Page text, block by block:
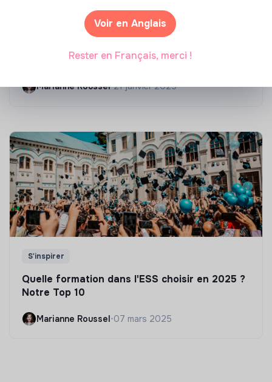
Compétences & formations
énergétique des bâtiments
Marianne Roussel•21 janvier 2025
S'inspirer
Quelle formation dans l'ESS choisir en 2025 ?
Notre Top 10
Marianne Roussel•07 mars 2025
Voir en Anglais
Rester en Français, merci !